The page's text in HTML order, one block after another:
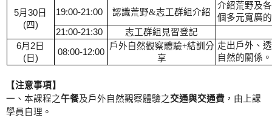
5月30日
(四)
19:00-21:00 認識荒野&志工群組介紹
介紹荒野及
個多元寬廣
21:00-21:30
志工群組見習登記
6月2日
(日 )
08:00-12:00
戶外自然觀察體驗+結訓分
享
走出戶外、
自然的關係。
【注意事項】
一、本課程之午餐及戶外自然觀察體驗之交通與交通費 ，由上課
學員自理。